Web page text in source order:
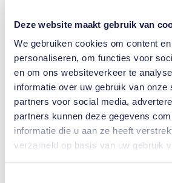
Deze website maakt gebruik van
We gebruiken cookies om content
personaliseren, om functies voor
en om ons websiteverkeer te
informatie over uw gebruik van onze
partners voor social media,
partners kunnen deze gegevens
informatie die u aan ze heeft
verzameld op basis van uw gebruik
Paralympische
Talentdag 2024